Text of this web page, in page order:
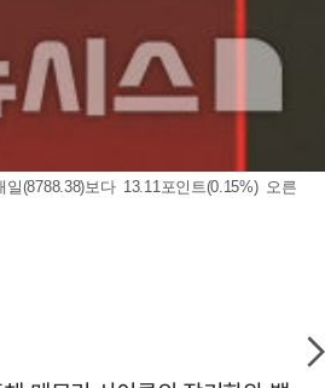
보다 13.11포인트(0.15%) 오른